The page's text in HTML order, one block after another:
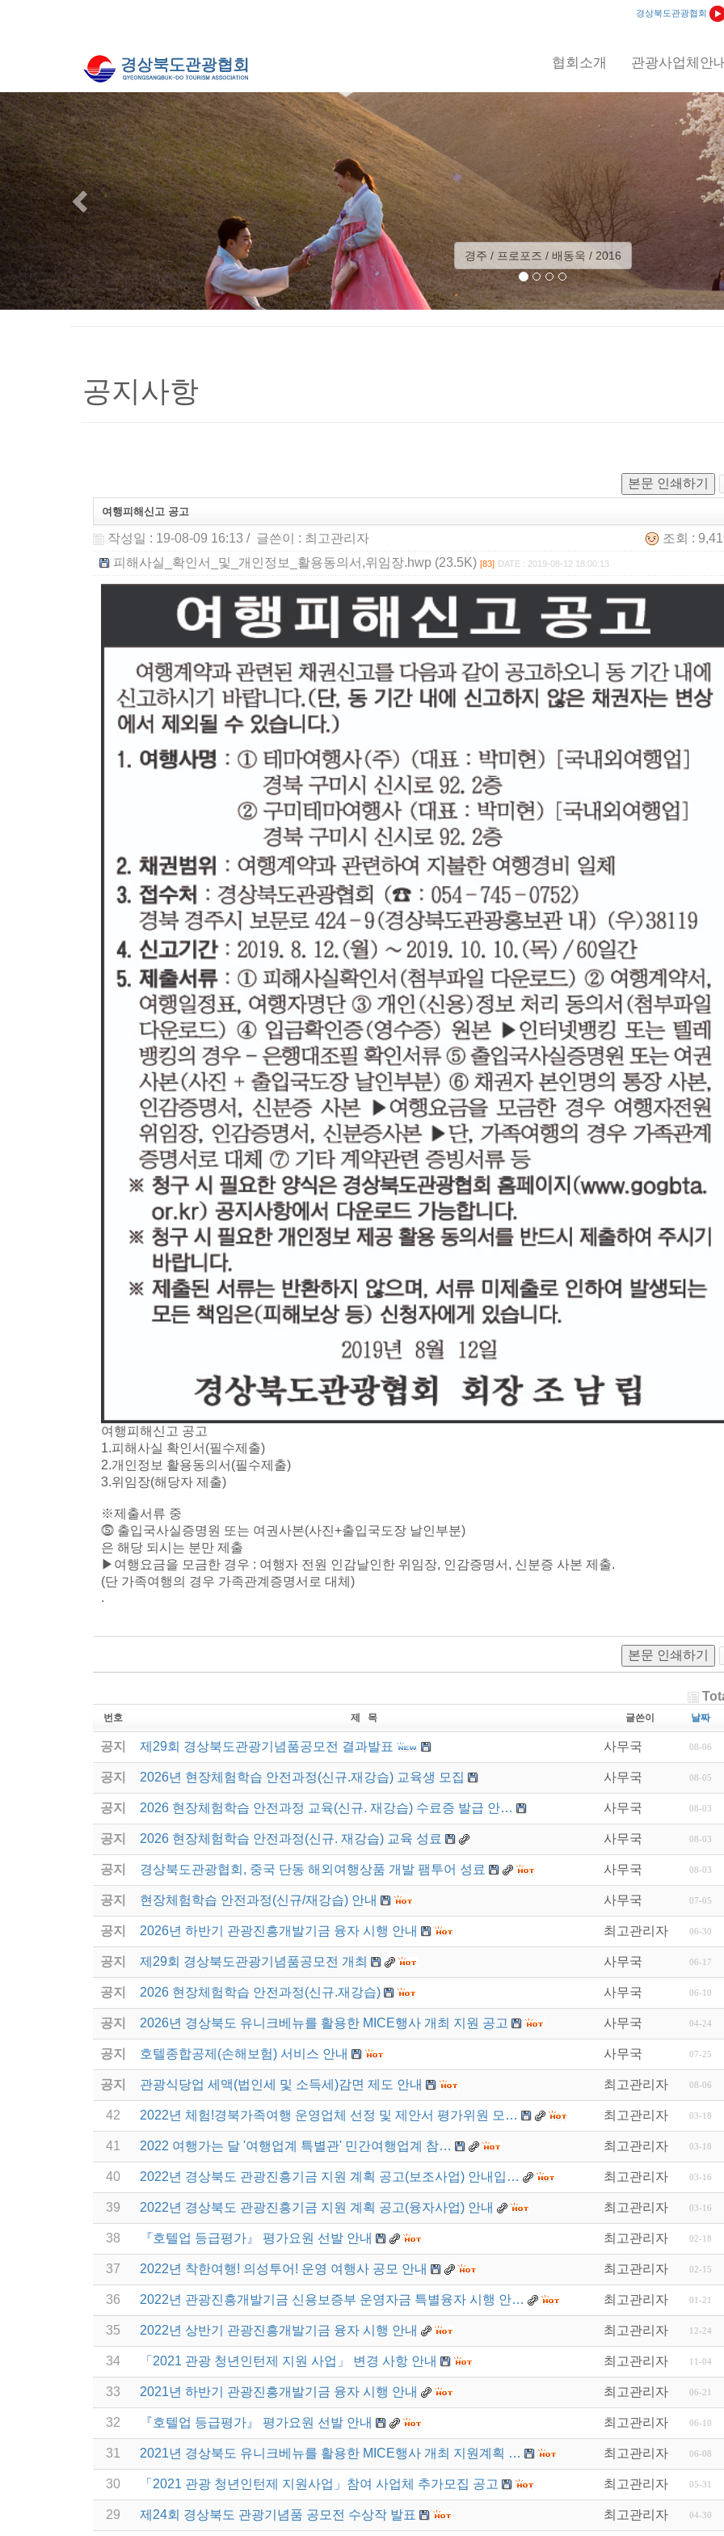
경상북도관광협회
협회소개 관광사업체안내
예천 / 회룡포 일출 / 이상익 / 2012
Previous
공지사항
본문 인쇄하기
여행피해신고 공고
작성일 : 19-08-09 16:13 / 글쓴이 : 최고관리자
조회 :
피해사실_확인서_및_개인정보_활용동의서,위임장.hwp (23.5K) [83] DATE : 2019-08-12 18:00:13
여행피해신고 공고
1.피해사실 확인서(필수제출)
2.개인정보 활용동의서(필수제출)
3.위임장(해당자 제출)
※제출서류 중
⓹ 출입국사실증명원 또는 여권사본(사진+출입국도장 날인부분)
은 해당 되시는 분만 제출
▶여행요금을 모금한 경우 : 여행자 전원 인감날인한 위임장, 인감증명서, 신분증 사본 제출.
(단 가족여행의 경우 가족관계증명서로 대체)
.
본문 인쇄하기
번호 제 목 글쓴이 날짜
공지 제29회 경상북도관광기념품공모전 결과발표 사무국 08-06
공지 2026년 현장체험학습 안전과정(신규.재강습) 교육생 모집 사무국 08-05
공지 2026 현장체험학습 안전과정 교육(신규. 재강습) 수료증 발급 안… 사무국 08-03
공지 2026 현장체험학습 안전과정(신규. 재강습) 교육 성료 사무국 08-03
공지 경상북도관광협회, 중국 단동 해외여행상품 개발 팸투어 성료 사무국 08-03
공지 현장체험학습 안전과정(신규/재강습) 안내 사무국 07-05
공지 2026년 하반기 관광진흥개발기금 융자 시행 안내 최고관리자 06-30
공지 제29회 경상북도관광기념품공모전 개최 사무국 06-17
공지 2026 현장체험학습 안전과정(신규.재강습) 사무국 06-10
공지 2026년 경상북도 유니크베뉴를 활용한 MICE행사 개최 지원 공고 사무국 04-24
공지 호텔종합공제(손해보험) 서비스 안내 사무국 07-25
공지 관광식당업 세액(법인세 및 소득세)감면 제도 안내 최고관리자 08-06
42 2022년 체험!경북가족여행 운영업체 선정 및 제안서 평가위원 모… 최고관리자 03-18
41 2022 여행가는 달 '여행업계 특별관' 민간여행업계 참… 최고관리자 03-18
40 2022년 경상북도 관광진흥기금 지원 계획 공고(보조사업) 안내입… 최고관리자 03-16
39 2022년 경상북도 관광진흥기금 지원 계획 공고(융자사업) 안내 최고관리자 03-16
38 『호텔업 등급평가』 평가요원 선발 안내 최고관리자 02-18
37 2022년 착한여행! 의성투어! 운영 여행사 공모 안내 최고관리자 02-15
36 2022년 관광진흥개발기금 신용보증부 운영자금 특별융자 시행 안… 최고관리자 01-21
35 2022년 상반기 관광진흥개발기금 융자 시행 안내 최고관리자 12-24
34 「2021 관광 청년인턴제 지원 사업」 변경 사항 안내 최고관리자 11-04
33 2021년 하반기 관광진흥개발기금 융자 시행 안내 최고관리자 06-21
32 『호텔업 등급평가』 평가요원 선발 안내 최고관리자 06-10
31 2021년 경상북도 유니크베뉴를 활용한 MICE행사 개최 지원계획 … 최고관리자 06-08
30 「2021 관광 청년인턴제 지원사업」참여 사업체 추가모집 공고 최고관리자 05-31
29 제24회 경상북도 관광기념품 공모전 수상작 발표 최고관리자 04-30